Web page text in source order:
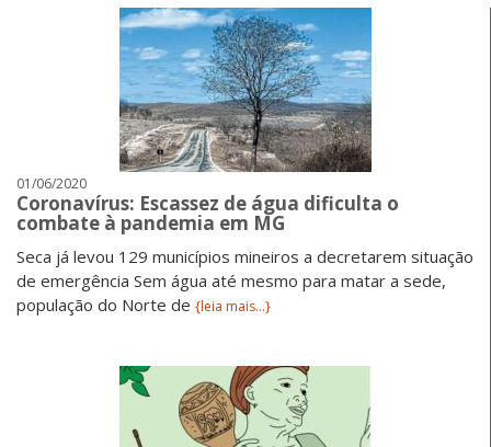
01/06/2020
Coronavírus: Escassez de água dificulta o
combate à pandemia em MG
Seca já levou 129 municípios mineiros a decretarem situação
de emergência Sem água até mesmo para matar a sede,
população do Norte de {leia mais...}